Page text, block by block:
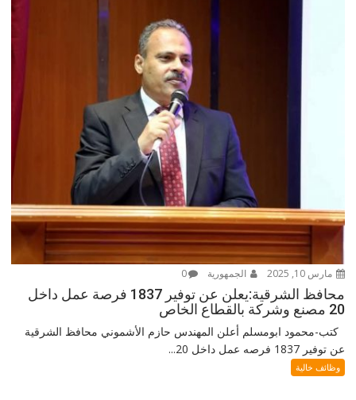
مارس 10, 2025 الجمهورية 0
محافظ الشرقية:يعلن عن توفير 1837 فرصة عمل داخل
20 مصنع وشركة بالقطاع الخاص
كتب-محمود ابومسلم أعلن المهندس حازم الأشموني محافظ الشرقية
عن توفير 1837 فرصه عمل داخل 20...
وظائف خالية